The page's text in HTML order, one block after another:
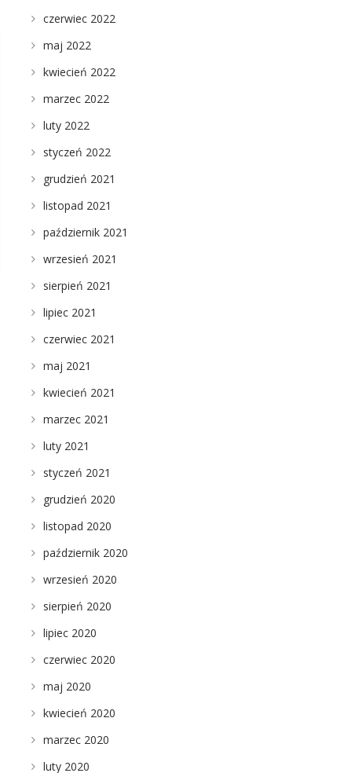
czerwiec 2022
maj 2022
kwiecień 2022
marzec 2022
luty 2022
styczeń 2022
grudzień 2021
listopad 2021
październik 2021
wrzesień 2021
sierpień 2021
lipiec 2021
czerwiec 2021
maj 2021
kwiecień 2021
marzec 2021
luty 2021
styczeń 2021
grudzień 2020
listopad 2020
październik 2020
wrzesień 2020
sierpień 2020
lipiec 2020
czerwiec 2020
maj 2020
kwiecień 2020
marzec 2020
luty 2020